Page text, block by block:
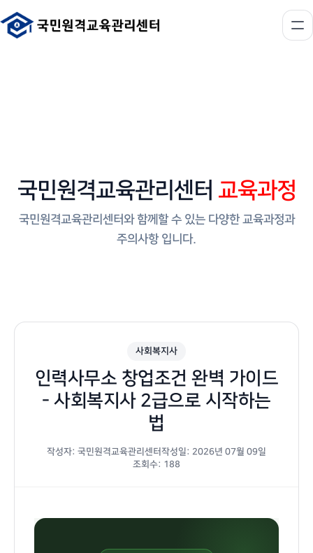
국민원격교육관리센터 교육과정
국민원격교육관리센터와 함께할 수 있는 다양한 교육과정과
주의사항 입니다.
사회복지사
인력사무소 창업조건 완벽 가이드
- 사회복지사 2급으로 시작하는
법
작성자: 국민원격교육관리센터 작성일: 2026년 07월 09일
조회수: 188
인력사무소